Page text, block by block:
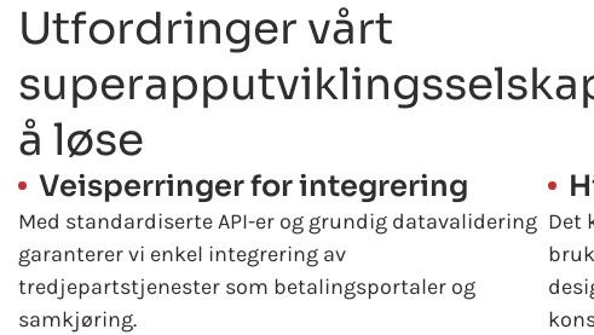
Utfordringer vårt
å løse
Veisperringer for integrering
Med standardiserte API-er og grundig datavalidering
garanterer vi enkel integrering av
tredjepartstjenester som betalingsportaler og
samkjøring.
Det